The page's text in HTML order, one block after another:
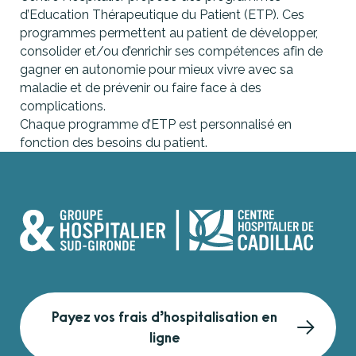
patients adultes (2024) : 59%
Evaluation gastro-intestinale chez les patients
adultes (2024) : 10%
Prise en charge de la douleur (2022) : 78%
Sécurité des soins
Sécurité du médicament
Prévention des épisodes d’agitation
Bientraitance
d’Education Thérapeutique du Patient (ETP). Ces
programmes permettent au patient de développer,
consolider et/ou d’enrichir ses compétences afin de
gagner en autonomie pour mieux vivre avec sa
maladie et de prévenir ou faire face à des
complications.
Chaque programme d’ETP est personnalisé en
fonction des besoins du patient.
Payez vos frais d’hospitalisation en
ligne